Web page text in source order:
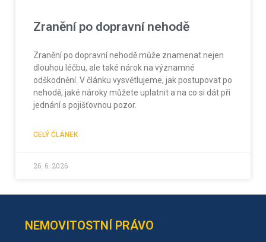
Zranění po dopravní nehodě
Zranění po dopravní nehodě může znamenat nejen
dlouhou léčbu, ale také nárok na významné
odškodnění. V článku vysvětlujeme, jak postupovat po
nehodě, jaké nároky můžete uplatnit a na co si dát při
jednání s pojišťovnou pozor.
CELÝ ČLÁNEK
26. 6. 2026
NEMOVITOSTNÍ PRÁVO